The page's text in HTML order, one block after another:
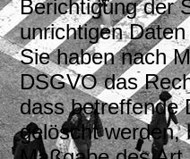
Berichtigung der
unrichtigen
Sie haben nach
DSGVO das
dass betreffende
gelöscht werden,